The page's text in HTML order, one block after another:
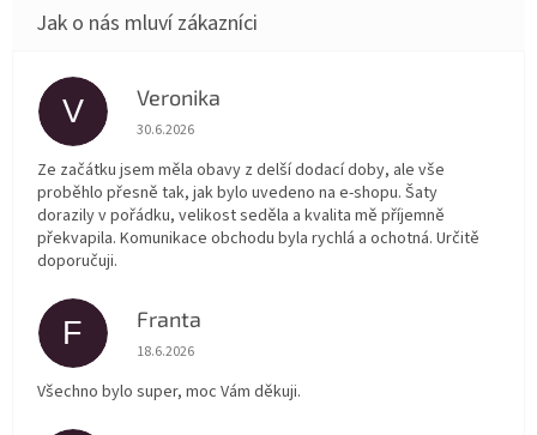
V Veronika
Hodnocení obchodu je 5 z 5 hvězdiček.
30.6.2026
Ze začátku jsem měla obavy z delší dodací doby, ale vše
proběhlo přesně tak, jak bylo uvedeno na e-shopu. Šaty
dorazily v pořádku, velikost seděla a kvalita mě příjemně
překvapila. Komunikace obchodu byla rychlá a ochotná. Určitě
doporučuji.
F Franta
Hodnocení obchodu je 5 z 5 hvězdiček.
18.6.2026
Všechno bylo super, moc Vám děkuji.